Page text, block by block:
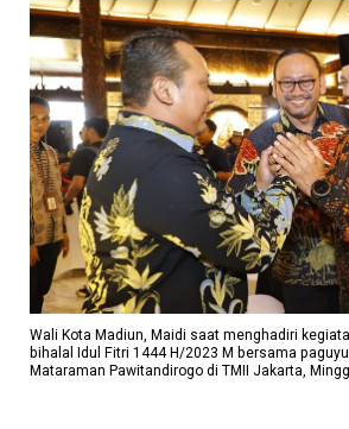
Wali Kota Madiun, Maidi saat menghadiri
bihalal Idul Fitri 1444 H/2023 M bersama
Mataraman Pawitandirogo di TMII Jakarta,